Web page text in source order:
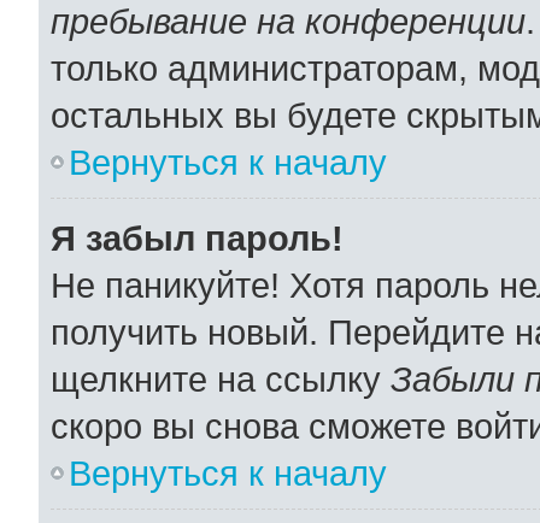
пребывание на конференции
только администраторам,
остальных вы будете
Вернуться к началу
Я забыл пароль!
Не паникуйте! Хотя пароль
получить новый. Перейдите
щелкните на ссылку Забыли
скоро вы снова сможете
Вернуться к началу